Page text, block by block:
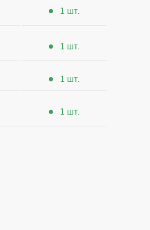
1 шт.
1 шт.
1 шт.
1 шт.